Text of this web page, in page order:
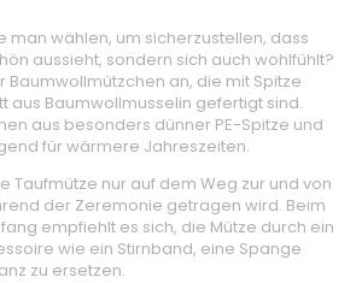
man wählen, um sicherzustellen, dass
aussieht, sondern sich auch wohlfühlt?
Baumwollmützchen an, die mit Spitze
aus Baumwollmusselin gefertigt sind.
aus besonders dünner PE-Spitze und
für wärmere Jahreszeiten.
Taufmütze nur auf dem Weg zur und von
der Zeremonie getragen wird. Beim
empfiehlt es sich, die Mütze durch ein
wie ein Stirnband, eine Spange
zu ersetzen.